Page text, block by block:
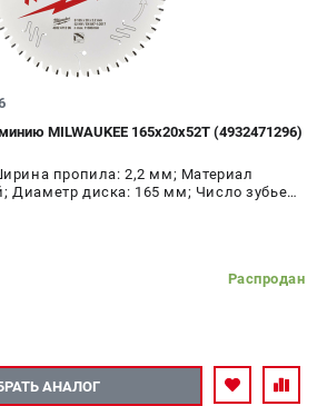
MILWAUKEE 165x20x52Т (4932471296)
пропила: 2,2 мм; Материал
диска: 165 мм; Число зубьев:
Распродан
АНАЛОГ